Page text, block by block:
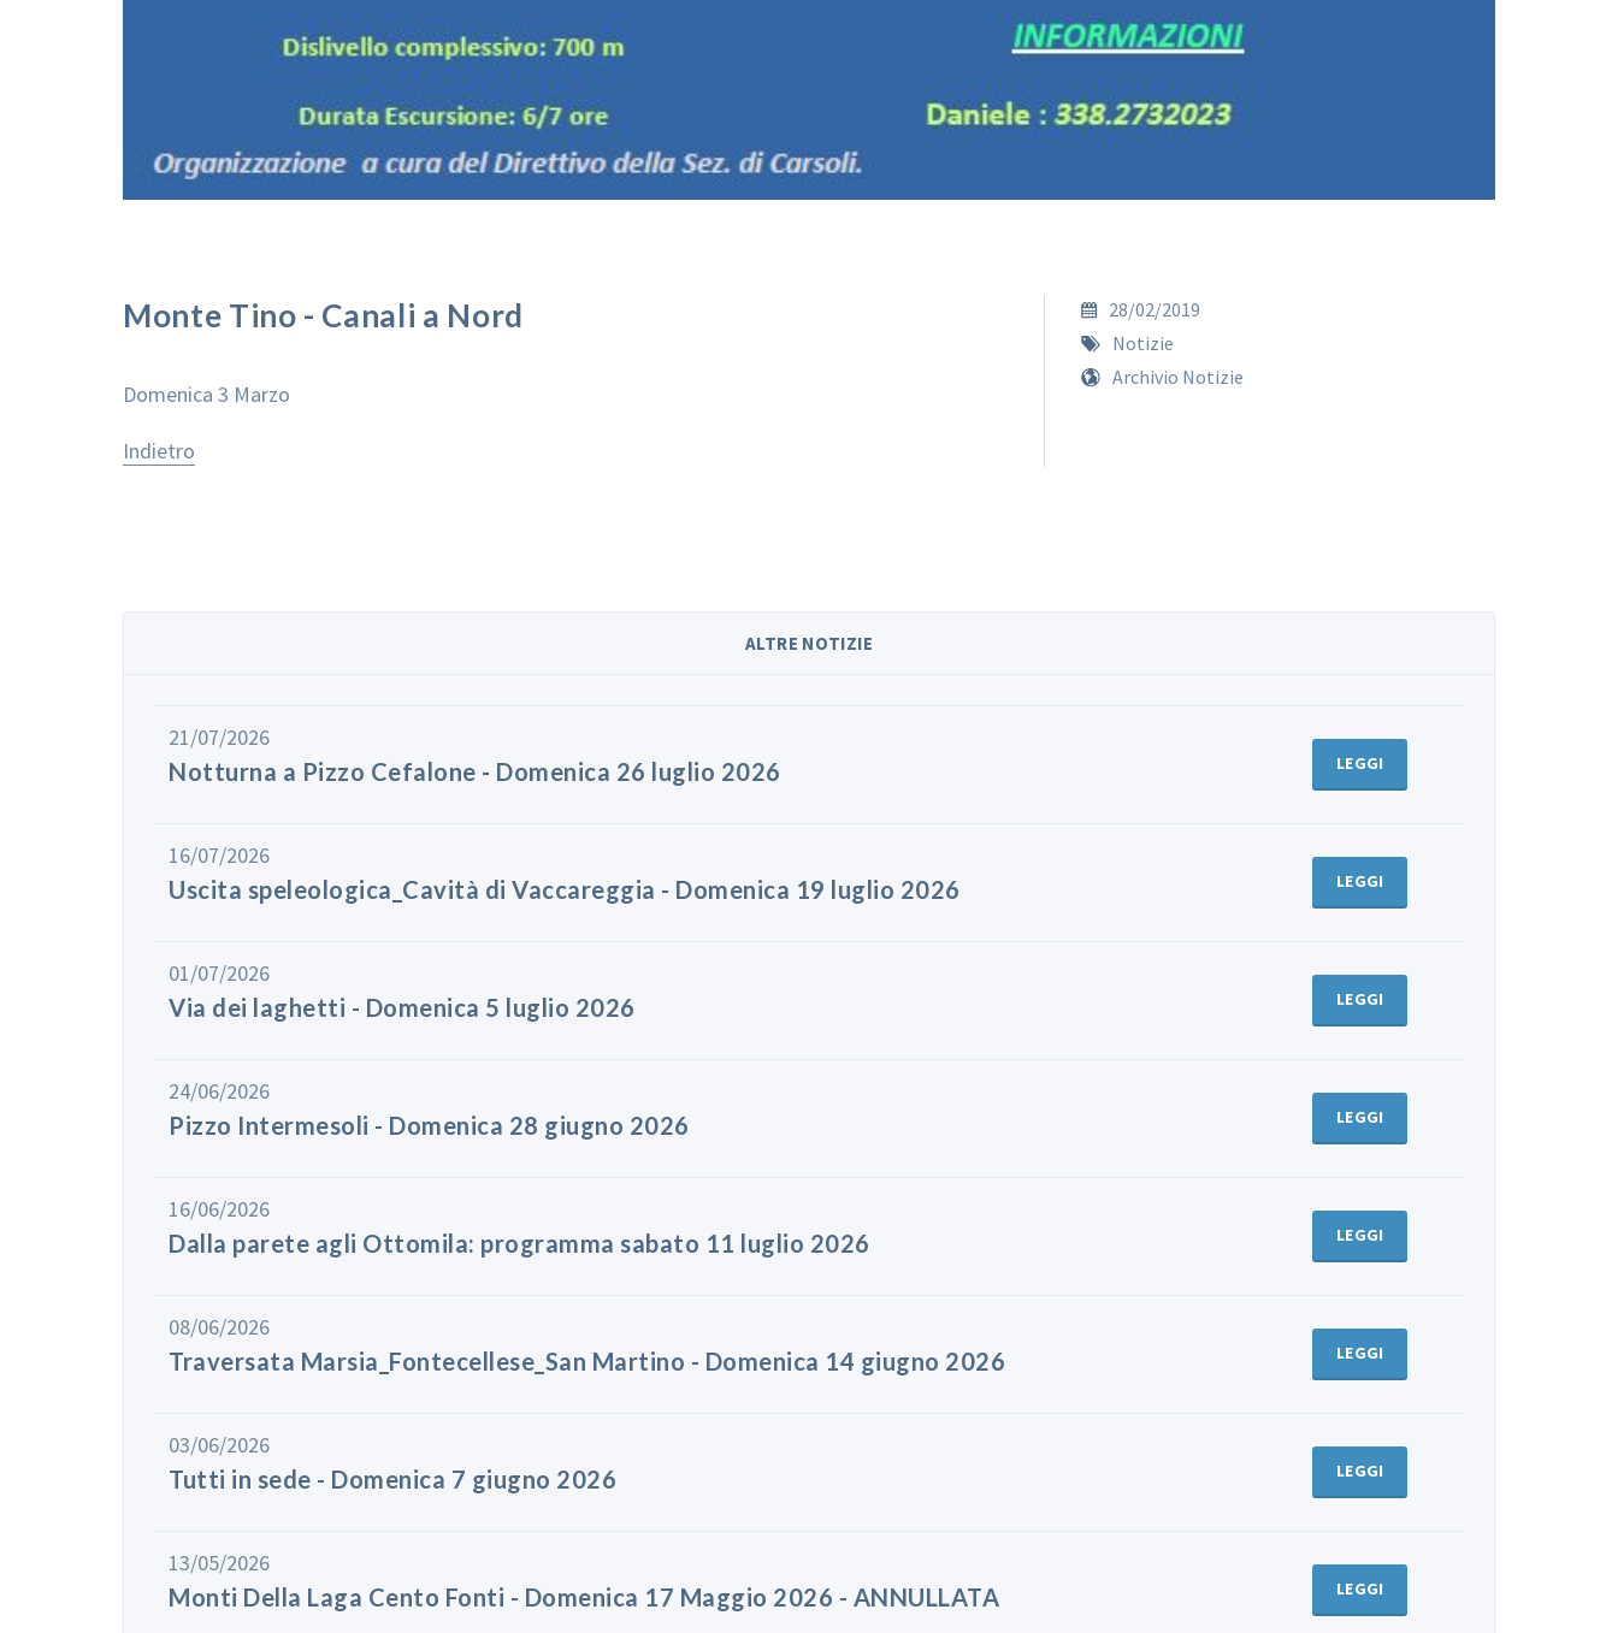
Monte Tino - Canali a Nord
Domenica 3 Marzo
Indietro
28/02/2019
Notizie
Archivio Notizie
ALTRE NOTIZIE
21/07/2026
Notturna a Pizzo Cefalone - Domenica 26 luglio 2026 LEGGI
16/07/2026
Uscita speleologica_Cavità di Vaccareggia - Domenica 19 luglio 2026 LEGGI
01/07/2026
Via dei laghetti - Domenica 5 luglio 2026 LEGGI
24/06/2026
Pizzo Intermesoli - Domenica 28 giugno 2026 LEGGI
16/06/2026
Dalla parete agli Ottomila: programma sabato 11 luglio 2026 LEGGI
08/06/2026
Traversata Marsia_Fontecellese_San Martino - Domenica 14 giugno 2026 LEGGI
03/06/2026
Tutti in sede - Domenica 7 giugno 2026 LEGGI
13/05/2026
Monti Della Laga Cento Fonti - Domenica 17 Maggio 2026 - ANNULLATA LEGGI